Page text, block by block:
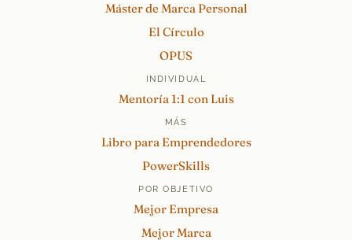
Máster de Marca Personal
El Círculo
OPUS
INDIVIDUAL
Mentoría 1:1 con Luis
MÁS
Libro para Emprendedores
PowerSkills
POR OBJETIVO
Mejor Empresa
Mejor Marca